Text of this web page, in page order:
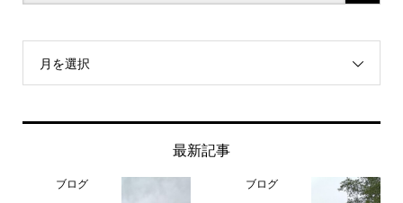
月を選択
最新記事
ブログ ブログ